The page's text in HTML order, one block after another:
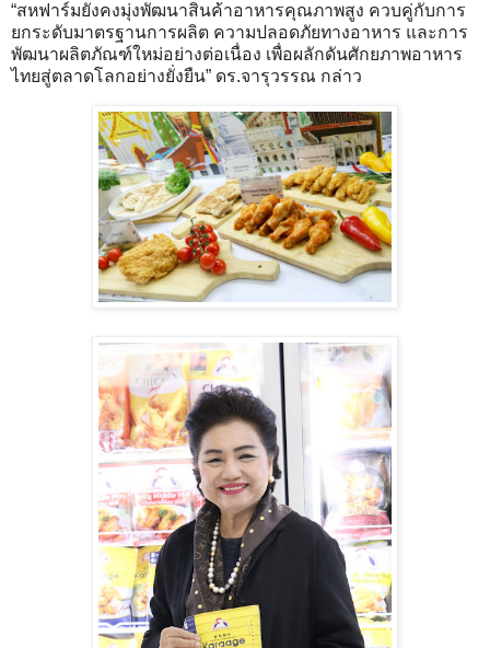
“สหฟาร์มยังคงมุ่งพัฒนาสินค้าอาหารคุณภาพสูง ควบคู่กับการ
ยกระดับมาตรฐานการผลิต ความปลอดภัยทางอาหาร และการ
พัฒนาผลิตภัณฑ์ใหม่อย่างต่อเนื่อง เพื่อผลักดันศักยภาพอาหาร
ไทยสู่ตลาดโลกอย่างยั่งยืน” ดร.จารุวรรณ กล่าว